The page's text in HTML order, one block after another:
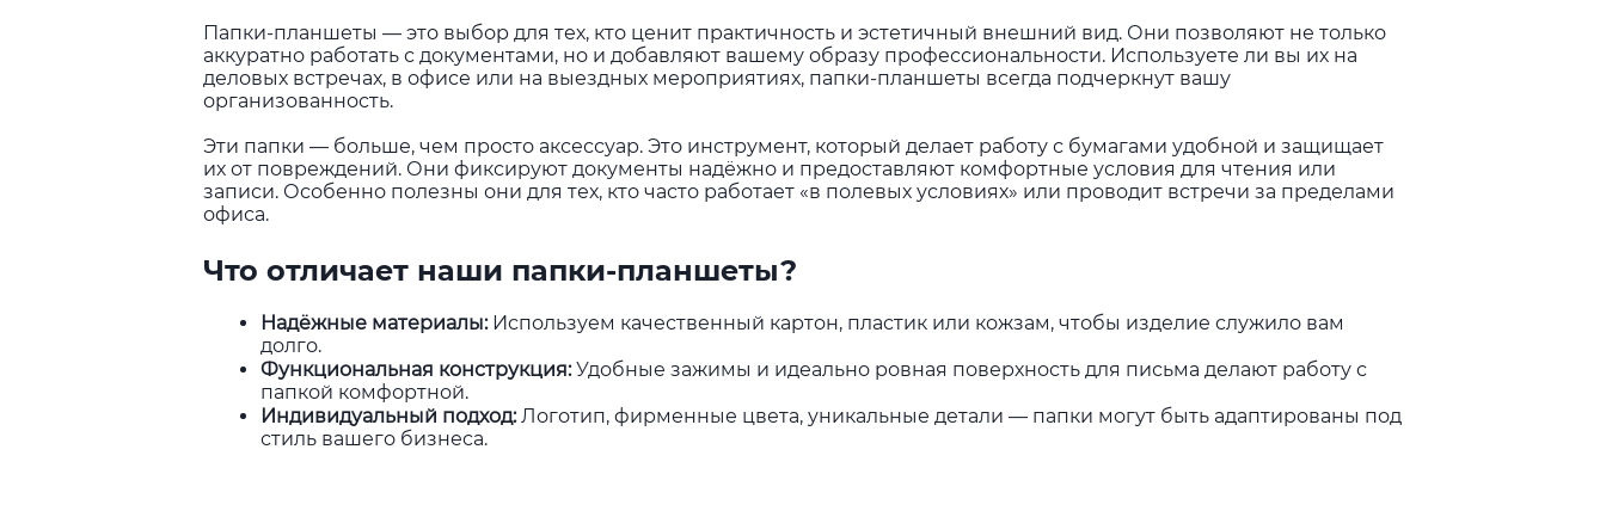
Папки-планшеты — это выбор для тех, кто ценит практичность и эстетичный внешний вид. Они позволяют не только
аккуратно работать с документами, но и добавляют вашему образу профессиональности. Используете ли вы их на
деловых встречах, в офисе или на выездных мероприятиях, папки-планшеты всегда подчеркнут вашу
организованность.
Эти папки — больше, чем просто аксессуар. Это инструмент, который делает работу с бумагами удобной и защищает
их от повреждений. Они фиксируют документы надёжно и предоставляют комфортные условия для чтения или
записи. Особенно полезны они для тех, кто часто работает «в полевых условиях» или проводит встречи за пределами
офиса.
Что отличает наши папки-планшеты?
Надёжные материалы:Используем качественный картон, пластик или кожзам, чтобы изделие служило вам
долго.
Функциональная конструкция:Удобные зажимы и идеально ровная поверхность для письма делают работу с
папкой комфортной.
Индивидуальный подход: Логотип, фирменные цвета, уникальные детали — папки могут быть адаптированы под
стиль вашего бизнеса.